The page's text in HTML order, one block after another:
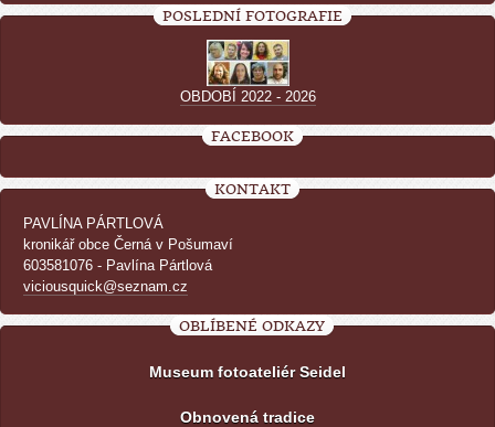
POSLEDNÍ FOTOGRAFIE
OBDOBÍ 2022 - 2026
FACEBOOK
KONTAKT
PAVLÍNA PÁRTLOVÁ
kronikář obce Černá v Pošumaví
603581076 - Pavlína Pártlová
viciousquick@seznam.cz
OBLÍBENÉ ODKAZY
Museum fotoateliér Seidel
Obnovená tradice